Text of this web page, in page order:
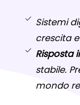
Sistemi
crescita
Risposta
stabile.
mondo